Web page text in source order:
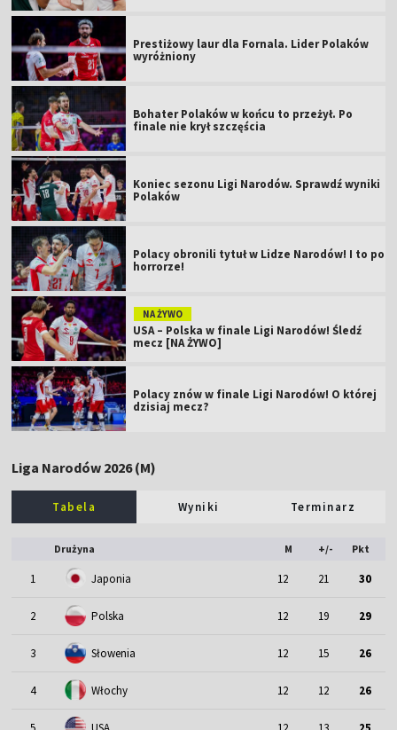
Prestiżowy laur dla Fornala. Lider Polaków
wyróżniony
Bohater Polaków w końcu to przeżył. Po
finale nie krył szczęścia
Koniec sezonu Ligi Narodów. Sprawdź wyniki
Polaków
Polacy obronili tytuł w Lidze Narodów! I to po
horrorze!
NA ŻYWO
USA – Polska w finale Ligi Narodów! Śledź
mecz [NA ŻYWO]
Polacy znów w finale Ligi Narodów! O której
dzisiaj mecz?
Liga Narodów 2026 (M)
Tabela Wyniki Terminarz
Drużyna M +/- Pkt
1 Japonia 12 21 30
2 Polska 12 19 29
3 Słowenia 12 15 26
4 Włochy 12 12 26